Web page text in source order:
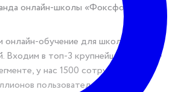
онлайн-школы «Фоксфорд».
обучение для школьников, их
Входим в топ-3 крупнейших EdTech-
у нас 1500 сотрудников в
пользователей. Но самое